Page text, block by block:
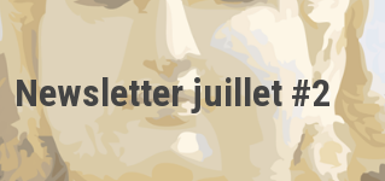
Newsletter juillet #2